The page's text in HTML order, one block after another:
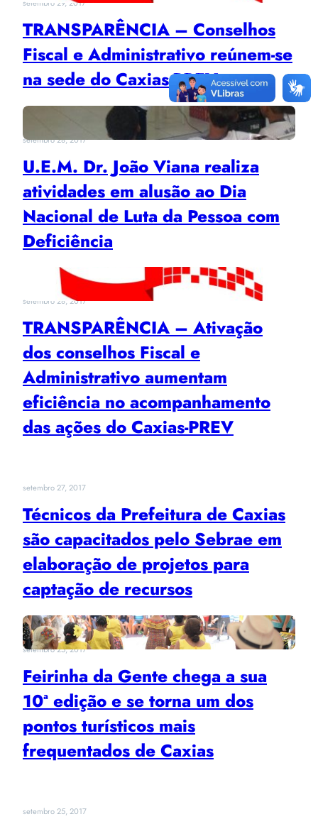
setembro 29, 2017
TRANSPARÊNCIA – Conselhos
Fiscal e Administrativo reúnem-se
na sede do Caxias-PREV
setembro 28, 2017
U.E.M. Dr. João Viana realiza
atividades em alusão ao Dia
Nacional de Luta da Pessoa com
Deficiência
setembro 28, 2017
TRANSPARÊNCIA – Ativação
dos conselhos Fiscal e
Administrativo aumentam
eficiência no acompanhamento
das ações do Caxias-PREV
setembro 27, 2017
Técnicos da Prefeitura de Caxias
são capacitados pelo Sebrae em
elaboração de projetos para
captação de recursos
setembro 25, 2017
Feirinha da Gente chega a sua
10ª edição e se torna um dos
pontos turísticos mais
frequentados de Caxias
setembro 25, 2017